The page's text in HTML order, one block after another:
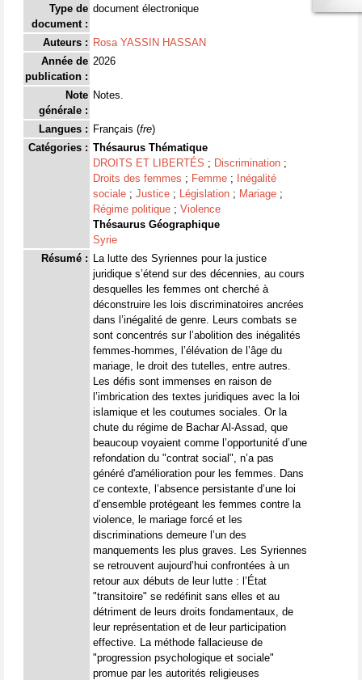
Type de
document :
document électronique
Auteurs : Rosa YASSIN HASSAN
Année de
publication :
2026
Note
générale :
Notes.
Langues : Français (fre)
Catégories : Thésaurus Thématique
DROITS ET LIBERTÉS ; Discrimination ;
Droits des femmes ; Femme ;
Inégalité
sociale ; Justice ; Législation ; Mariage ;
Régime politique ; Violence
Thésaurus Géographique
Syrie
Résumé : La lutte des Syriennes pour la justice
juridique s’étend sur des décennies, au cours
desquelles les femmes ont cherché à
déconstruire les lois discriminatoires ancrées
dans l’inégalité de genre. Leurs combats se
sont concentrés sur l’abolition des inégalités
femmes-hommes, l’élévation de l’âge du
mariage, le droit des tutelles, entre autres.
Les défis sont immenses en raison de
l’imbrication des textes juridiques avec la loi
islamique et les coutumes sociales. Or la
chute du régime de Bachar Al-Assad, que
beaucoup voyaient comme l’opportunité d’une
refondation du "contrat social", n’a pas
généré d'amélioration pour les femmes. Dans
ce contexte, l’absence persistante d’une loi
d’ensemble protégeant les femmes contre la
violence, le mariage forcé et les
discriminations demeure l’un des
manquements les plus graves. Les Syriennes
se retrouvent aujourd’hui confrontées à un
retour aux débuts de leur lutte : l’État
"transitoire" se redéfinit sans elles et au
détriment de leurs droits fondamentaux, de
leur représentation et de leur participation
effective. La méthode fallacieuse de
"progression psychologique et sociale"
promue par les autorités religieuses